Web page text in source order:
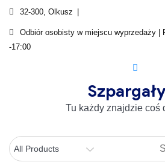
32-300, Olkusz
Odbiór osobisty w miejscu wyprzedaży |
-17:00
Tu każdy znajdzie coś